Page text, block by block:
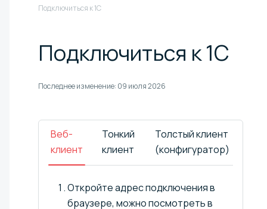
Подключиться к 1С
Подключиться к 1С
Последнее изменение: 09 июля 2026
Веб-
клиент
Тонкий
клиент
Толстый клиент
(конфигуратор)
Откройте адрес подключения в
браузере, можно посмотреть в